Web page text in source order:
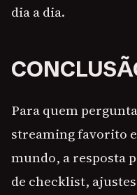
dia a dia.
Para quem
streaming favorito
mundo, a resposta
de checklist, ajustes